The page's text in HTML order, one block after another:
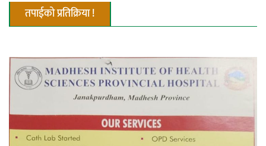
तपाईको प्रतिक्रिया !